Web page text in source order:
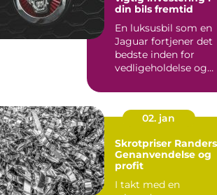
din bils fremtid
En luksusbil som en
Jaguar fortjener det
bedste inden for
vedligeholdelse og
...
02. jan
Skrotpriser
Genanvendelse og
profit
I takt med en